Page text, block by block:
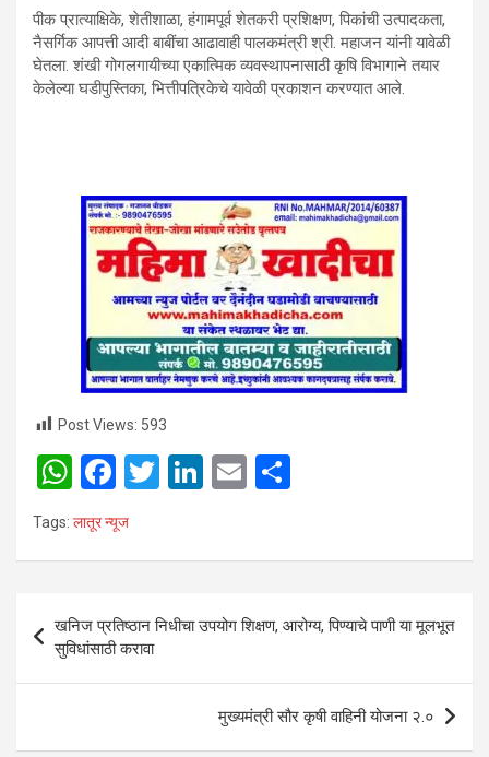
पीक प्रात्याक्षिके, शेतीशाळा, हंगामपूर्व शेतकरी प्रशिक्षण, पिकांची उत्पादकता,
नैसर्गिक आपत्ती आदी बाबींचा आढावाही पालकमंत्री श्री. महाजन यांनी यावेळी
घेतला. शंखी गोगलगायीच्या एकात्मिक व्यवस्थापनासाठी कृषि विभागाने तयार
केलेल्या घडीपुस्तिका, भित्तीपत्रिकेचे यावेळी प्रकाशन करण्यात आले.
Post Views: 593
W
h
at
A
p
p
F
a
ce
o
o
k
T
Li
n
E
Tags: लातूर न्यूज
Post
navigation
खनिज प्रतिष्ठान निधीचा उपयोग शिक्षण, आरोग्य, पिण्याचे पाणी या मूलभूत
सुविधांसाठी करावा
मुख्यमंत्री सौर कृषी वाहिनी योजना २.०